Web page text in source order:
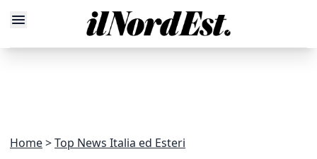
Home Top News Italia ed Esteri